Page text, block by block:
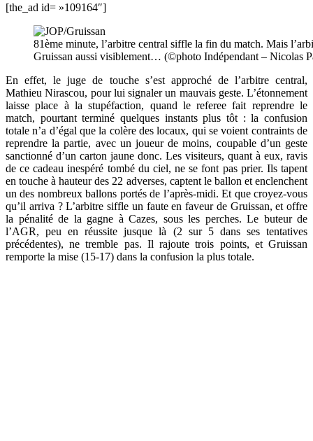
[the_ad id= »109164″]
81ème minute, l’arbitre central siffle la fin du match. Mais
Gruissan aussi visiblement… (©photo Indépendant – Nicolas
En effet, le juge de touche s’est approché de l’arbitre central,
Mathieu Nirascou, pour lui signaler un mauvais geste. L’étonnement
laisse place à la stupéfaction, quand le referee fait reprendre le
match, pourtant terminé quelques instants plus tôt : la confusion
totale n’a d’égal que la colère des locaux, qui se voient contraints de
reprendre la partie, avec un joueur de moins, coupable d’un geste
sanctionné d’un carton jaune donc. Les visiteurs, quant à eux, ravis
de ce cadeau inespéré tombé du ciel, ne se font pas prier. Ils tapent
en touche à hauteur des 22 adverses, captent le ballon et enclenchent
un des nombreux ballons portés de l’après-midi. Et que croyez-vous
qu’il arriva ? L’arbitre siffle un faute en faveur de Gruissan, et offre
la pénalité de la gagne à Cazes, sous les perches. Le buteur de
l’AGR, peu en réussite jusque là (2 sur 5 dans ses tentatives
précédentes), ne tremble pas. Il rajoute trois points, et Gruissan
remporte la mise (15-17) dans la confusion la plus totale.